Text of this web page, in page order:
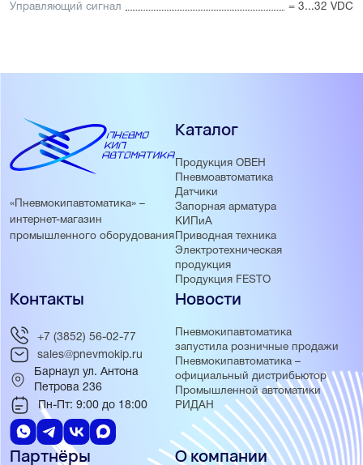
Управляющий сигнал = 3...32 VDC
«Пневмокипавтоматика» –
интернет-магазин
промышленного оборудования
Каталог
Продукция ОВЕН
Пневмоавтоматика
Датчики
Запорная арматура
КИПиА
Приводная техника
Электротехническая
продукция
Продукция FESTO
Новости
Пневмокипавтоматика
запустила розничные продажи
Пневмокипавтоматика –
официальный дистрибьютор
Промышленной автоматики
РИДАН
Партнёры О компании
Контакты
+7 (3852) 56-02-77
sales@pnevmokip.ru
Барнаул ул. Антона
Петрова 236
Пн-Пт: 9:00 до 18:00